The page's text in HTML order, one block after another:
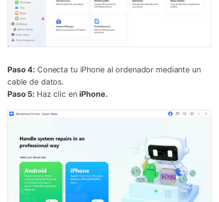
Paso 4: Conecta tu iPhone al ordenador mediante un
cable de datos.
Paso 5: Haz clic en iPhone.